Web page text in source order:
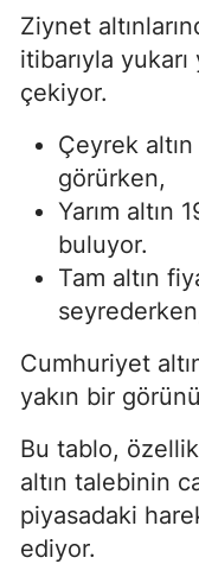
Ziynet
itibarıyla
çekiyor.
Çeyrek
görürken,
Yarım altın
buluyor.
Tam altın
Cumhuriyet
yakın bir
Bu tablo,
altın talebinin
piyasadaki
ediyor.